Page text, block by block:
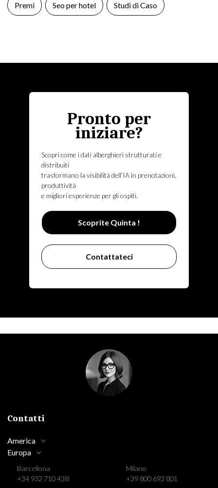
Premi Seo per hotel Studi di Caso
Pronto per
iniziare?
Scopri come i dati alberghieri strutturati e
distribuiti
trasformano la visibilità dell’IA in prenotazioni,
produttività
e migliori esperienze per gli ospiti.
Scoprite Quinta !
Contattateci
Contatti
America
Europa
Barcellona
+34 932 710 438
Milano
+39 800 693 801